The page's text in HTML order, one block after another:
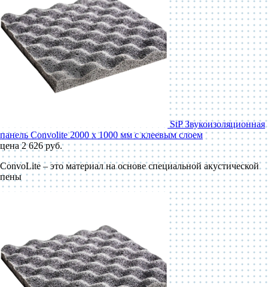
StP Звукоизоляционная
панель Convolite 2000 x 1000 мм с клеевым слоем
цена 2 626 руб.
ConvoLite – это материал на основе специальной акустической
пены